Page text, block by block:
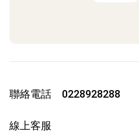
聯絡電話 0228928288
線上客服